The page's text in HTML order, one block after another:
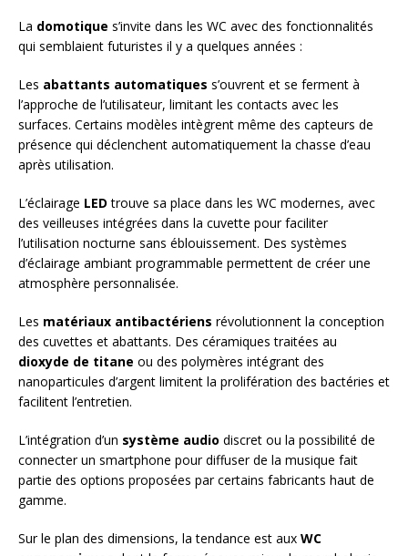
La domotique s’invite dans les WC avec des fonctionnalités
qui semblaient futuristes il y a quelques années :
Les abattants automatiques s’ouvrent et se ferment à
l’approche de l’utilisateur, limitant les contacts avec les
surfaces. Certains modèles intègrent même des capteurs de
présence qui déclenchent automatiquement la chasse d’eau
après utilisation.
L’éclairage LED trouve sa place dans les WC modernes, avec
des veilleuses intégrées dans la cuvette pour faciliter
l’utilisation nocturne sans éblouissement. Des systèmes
d’éclairage ambiant programmable permettent de créer une
atmosphère personnalisée.
Les matériaux antibactériens révolutionnent la conception
des cuvettes et abattants. Des céramiques traitées au
dioxyde de titane ou des polymères intégrant des
nanoparticules d’argent limitent la prolifération des bactéries et
facilitent l’entretien.
L’intégration d’un système audio discret ou la possibilité de
connecter un smartphone pour diffuser de la musique fait
partie des options proposées par certains fabricants haut de
gamme.
Sur le plan des dimensions, la tendance est aux WC